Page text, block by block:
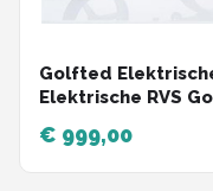
Golfted
Elektrische RVS
(demontabel)
€ 999,00